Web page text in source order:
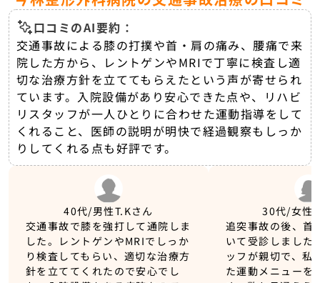
口コミのAI要約：
交通事故による膝の打撲や首・肩の痛み、腰痛で来
院した方から、レントゲンやMRIで丁寧に検査し適
切な治療方針を立ててもらえたという声が寄せられ
ています。入院設備があり安心できた点や、リハビ
リスタッフが一人ひとりに合わせた運動指導をして
くれること、医師の説明が明快で経過観察もしっか
りしてくれる点も好評です。
40代/男性T.Kさん
交通事故で膝を強打して通院しま
した。レントゲンやMRIでしっか
り検査してもらい、適切な治療方
針を立ててくれたので安心でし
30代/女性
追突事故の後、首
いて受診しました
ッフが親切で、私
た運動メニューを